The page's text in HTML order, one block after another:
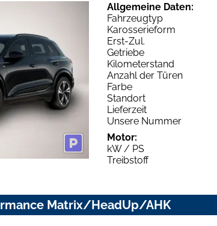
Allgemeine Daten:
Fahrzeugtyp
Karosserieform
Erst-Zul.
Getriebe
Kilometerstand
Anzahl der Türen
Farbe
Standort
Lieferzeit
Unsere Nummer
Motor:
kW / PS
Treibstoff
Matrix/HeadUp/AHK